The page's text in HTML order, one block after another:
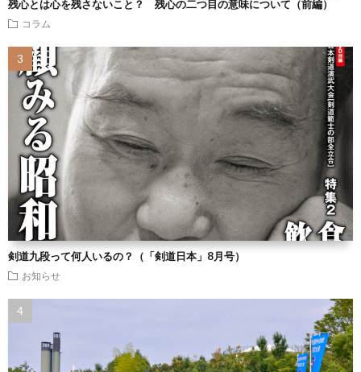
残心とは心を残さないこと？ 残心の二つ目の意味について（前編）
コラム
剣道九段って何人いるの？（「剣道日本」8月号）
お知らせ